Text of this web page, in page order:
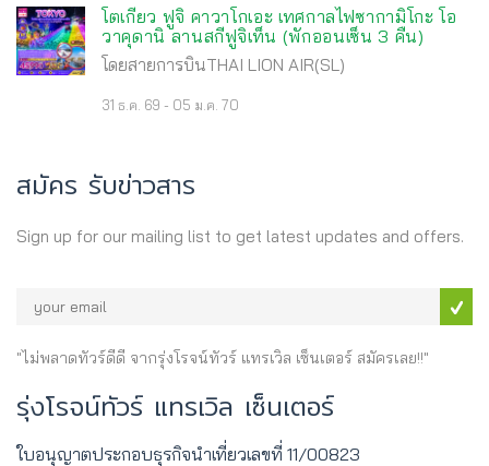
โตเกียว ฟูจิ คาวาโกเอะ เทศกาลไฟซากามิโกะ โอ
วาคุดานิ ลานสกีฟูจิเท็น (พักออนเซ็น 3 คืน)
โดยสายการบินTHAI LION AIR(SL)
31 ธ.ค. 69 - 05 ม.ค. 70
สมัคร รับข่าวสาร
Sign up for our mailing list to get latest updates and offers.
"ไม่พลาดทัวร์ดีดี จากรุ่งโรจน์ทัวร์ แทรเวิล เซ็นเตอร์ สมัครเลย!!"
รุ่งโรจน์ทัวร์ แทรเวิล เซ็นเตอร์
ใบอนุญาตประกอบธุรกิจนำเที่ยวเลขที่ 11/00823